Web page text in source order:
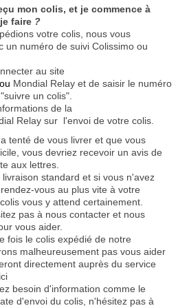
mon colis, et je commence à
faire ?
votre colis, nous vous
un numéro de suivi Colissimo ou
au site
ou Mondial Relay et de saisir le numéro
un colis".
de la
Relay sur l'envoi de votre colis.
tenté de vous livrer et que vous
vous devriez recevoir un avis de
aux lettres.
standard et si vous n'avez
vous au plus vite à votre
vous y attend certainement.
pas à nous contacter et nous
vous aider.
fois le colis expédié de notre
malheureusement pas vous aider
directement auprès du service
besoin d'information comme le
d'envoi du colis, n'hésitez pas à